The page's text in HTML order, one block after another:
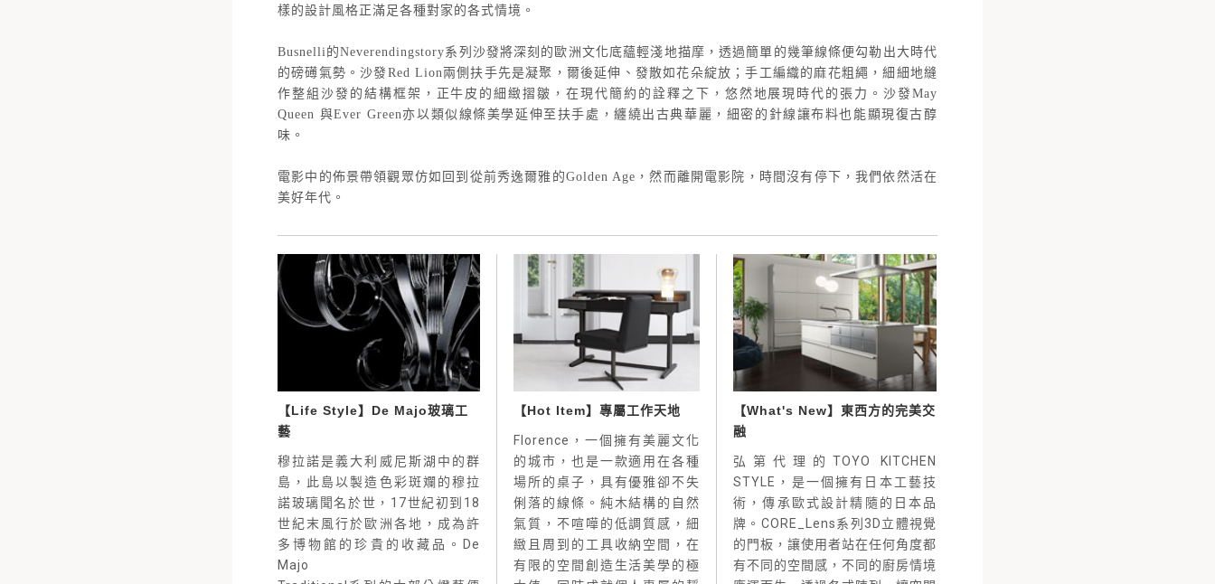
樣的設計風格正滿足各種對家的各式情境。
Busnelli的Neverendingstory系列沙發將深刻的歐洲文化底蘊輕淺地描摩，透過簡單的幾筆線條便勾勒出大時代
的磅礡氣勢。沙發Red Lion兩側扶手先是凝聚，爾後延伸、發散如花朵綻放；手工編織的麻花粗繩，細細地縫
作整組沙發的結構框架，正牛皮的細緻摺皺，在現代簡約的詮釋之下，悠然地展現時代的張力。沙發May
Queen 與Ever Green亦以類似線條美學延伸至扶手處，纏繞出古典華麗，細密的針線讓布料也能顯現復古醇
味。
電影中的佈景帶領觀眾仿如回到從前秀逸爾雅的Golden Age，然而離開電影院，時間沒有停下，我們依然活在
美好年代。
【Life Style】De Majo玻璃工
藝
穆拉諾是義大利威尼斯湖中的群
島，此島以製造色彩斑斕的穆拉
諾玻璃聞名於世，17世紀初到18
世紀末風行於歐洲各地，成為許
多博物館的珍貴的收藏品。De
Majo
【Hot Item】專屬工作天地
Florence，一個擁有美麗文化
的城市，也是一款適用在各種
場所的桌子，具有優雅卻不失
俐落的線條。純木結構的自然
氣質，不喧嘩的低調質感，細
緻且周到的工具收納空間，在
有限的空間創造生活美學的極
【What's New】東西方的完美交
融
弘第代理的TOYO KITCHEN
STYLE，是一個擁有日本工藝技
術，傳承歐式設計精隨的日本品
牌。CORE_Lens系列3D立體視覺
的門板，讓使用者站在任何角度都
有不同的空間感，不同的廚房情境